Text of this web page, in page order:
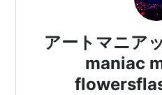
アートマニア
maniac